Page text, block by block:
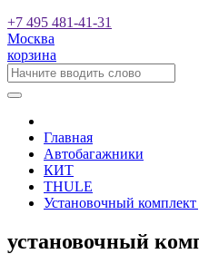
+7 495 481-41-31
Москва
корзина
Главная
Автобагажники
КИТ
THULE
Установочный
установочный